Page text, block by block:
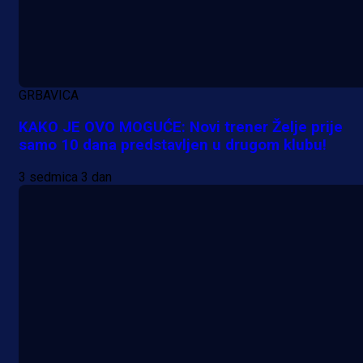
GRBAVICA
KAKO JE OVO MOGUĆE: Novi trener Želje prije
samo 10 dana predstavljen u drugom klubu!
3 sedmica 3 dan